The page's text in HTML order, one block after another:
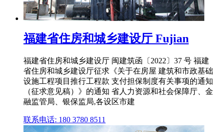
福建省住房和城乡建设厅 Fujian
福建省住房和城乡建设厅 闽建筑函〔2022〕37 号 福建
省住房和城乡建设厅征求《关于在房屋 建筑和市政基础
设施工程项目推行工程款 支付担保制度有关事项的通知
（征求意见稿）》的通知 省人力资源和社会保障厅、金
融监管局、银保监局,各设区市建
联系电话: 180 3780 8511